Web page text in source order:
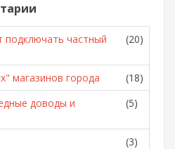
подключать частный
(20)
магазинов города
(18)
доводы и
(5)
(3)